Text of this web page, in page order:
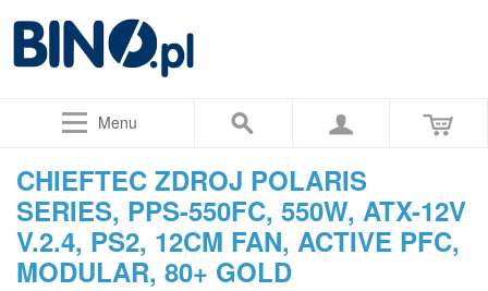
Menu
CHIEFTEC ZDROJ POLARIS
SERIES, PPS-550FC, 550W, ATX-12V
V.2.4, PS2, 12CM FAN, ACTIVE PFC,
MODULAR, 80+ GOLD